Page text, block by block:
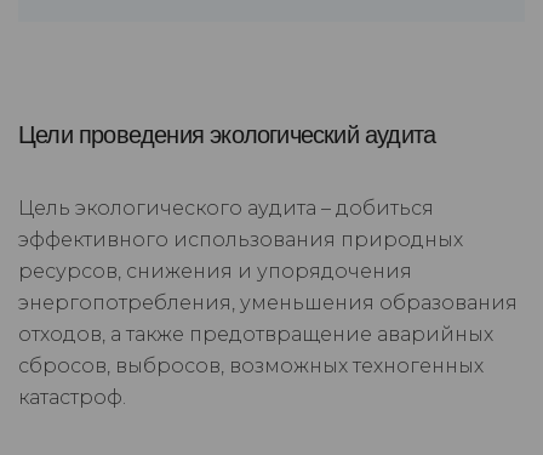
Цели проведения экологический аудита
Цель экологического аудита – добиться
эффективного использования природных
ресурсов, снижения и упорядочения
энергопотребления, уменьшения образования
отходов, а также предотвращение аварийных
сбросов, выбросов, возможных техногенных
катастроф.